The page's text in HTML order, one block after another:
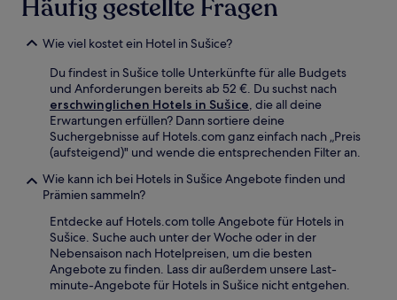
Häufig gestellte Fragen
Wie viel kostet ein Hotel in Sušice?
Du findest in Sušice tolle Unterkünfte für alle Budgets
und Anforderungen bereits ab 52 €. Du suchst nach
erschwinglichen Hotels in Sušice, die all deine
Erwartungen erfüllen? Dann sortiere deine
Suchergebnisse auf Hotels.com ganz einfach nach „Preis
(aufsteigend)" und wende die entsprechenden Filter an.
Wie kann ich bei Hotels in Sušice Angebote finden und
Prämien sammeln?
Entdecke auf Hotels.com tolle Angebote für Hotels in
Sušice. Suche auch unter der Woche oder in der
Nebensaison nach Hotelpreisen, um die besten
Angebote zu finden. Lass dir außerdem unsere Last-
minute-Angebote für Hotels in Sušice nicht entgehen.